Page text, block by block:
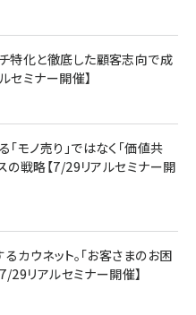
特化と徹底した顧客志向で成
セミナー開催】
モノ売り」ではなく「価値共
の戦略【7/29リアルセミナー開
ウネット。「お客さまのお困
29リアルセミナー開催】